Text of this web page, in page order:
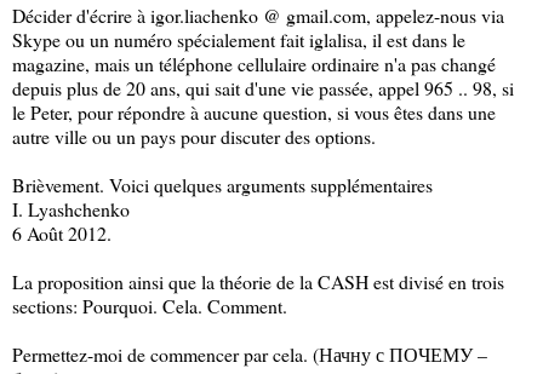
Décider d'écrire à igor.liachenko @ gmail.com, appelez-nous via
Skype ou un numéro spécialement fait iglalisa, il est dans le
magazine, mais un téléphone cellulaire ordinaire n'a pas changé
depuis plus de 20 ans, qui sait d'une vie passée, appel 965 .. 98, si
le Peter, pour répondre à aucune question, si vous êtes dans une
autre ville ou un pays pour discuter des options.
Brièvement. Voici quelques arguments supplémentaires
I. Lyashchenko
6 Août 2012.
La proposition ainsi que la théorie de la CASH est divisé en trois
sections: Pourquoi. Cela. Comment.
Permettez-moi de commencer par cela. (Начну с ПОЧЕМУ –